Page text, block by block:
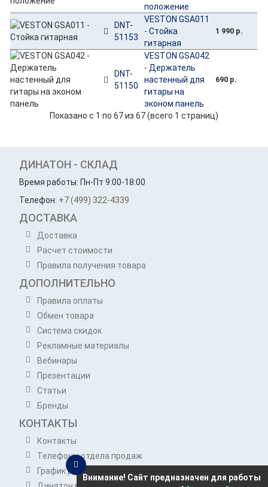
положение
DNT-
51153
VESTON GSA011
- Стойка
гитарная
1 990 р.
DNT-
51150
VESTON GSA042
- Держатель
настенный для
гитары на
эконом панель
690 р.
Показано с 1 по 67 из 67 (всего 1 страниц)
ДИНАТОН - СКЛАД
Время работы: Пн-Пт 9:00-18:00
Телефон: +7 (499) 322-4339
ДОСТАВКА
Доставка
Расчет стоимости
Правила получения товара
ДОПОЛНИТЕЛЬНО
Правила оплаты
Обмен товара
Система скидок
Рекламные материалы
Вебинары
Презентации
Статьи
Бренды
КОНТАКТЫ
Контакты
Телефоны отдела продаж
График работы отдела продаж
Внимание! Сайт предназначен для работы